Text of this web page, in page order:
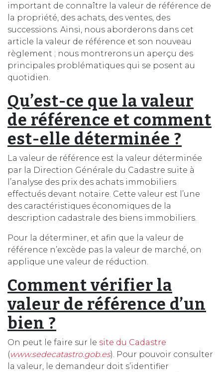
important de connaître la valeur de référence de
la propriété, des achats, des ventes, des
successions. Ainsi, nous aborderons dans cet
article la valeur de référence et son nouveau
règlement ; nous montrerons un aperçu des
principales problématiques qui se posent au
quotidien.
Qu’est-ce que la valeur
de référence et comment
est-elle déterminée ?
La valeur de référence est la valeur déterminée
par la Direction Générale du Cadastre suite à
l’analyse des prix des achats immobiliers
effectués devant notaire. Cette valeur est l’une
des caractéristiques économiques de la
description cadastrale des biens immobiliers.
Pour la déterminer, et afin que la valeur de
référence n’excède pas la valeur de marché, on
applique une valeur de réduction.
Comment vérifier la
valeur de référence d’un
bien ?
On peut le faire sur le site du Cadastre
(www.sedecatastro.gob.es). Pour pouvoir consulter
la valeur, le demandeur doit s’identifier